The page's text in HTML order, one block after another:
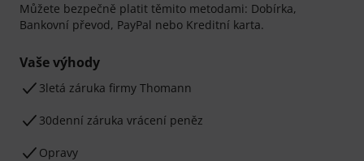
Můžete bezpečně platit těmito metodami: Dobírka,
Bankovní převod, PayPal nebo Kreditní karta.
Vaše výhody
3letá záruka firmy Thomann
30denní záruka vrácení peněz
Opravy